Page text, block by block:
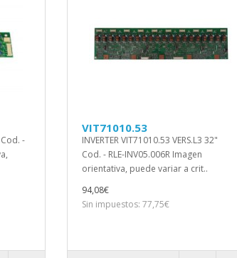
Cod. -
VIT71010.53
INVERTER VIT71010.53 VERS.L3 32"
Cod. - RLE-INV05.006R Imagen
orientativa, puede variar a crit..
94,08€
Sin impuestos: 77,75€